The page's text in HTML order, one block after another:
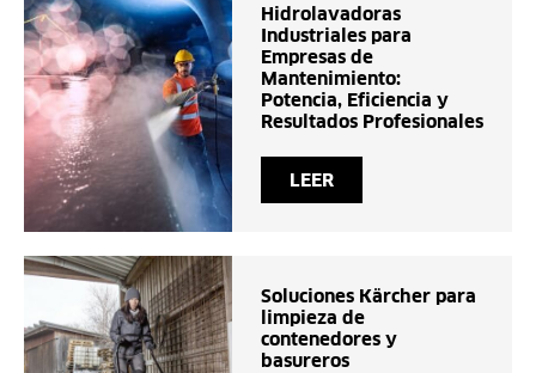
Hidrolavadoras
Industriales para
Empresas de
Mantenimiento:
Potencia, Eficiencia y
Resultados Profesionales
LEER
Soluciones Kärcher para
limpieza de
contenedores y
basureros